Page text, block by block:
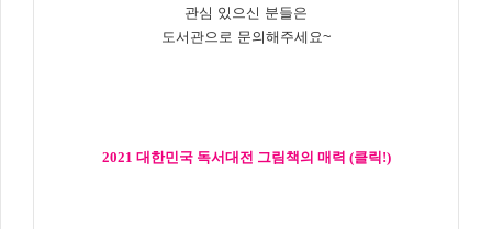
관심 있으신 분들은
도서관으로 문의해주세요~
2021 대한민국 독서대전 그림책의 매력 (클릭!)